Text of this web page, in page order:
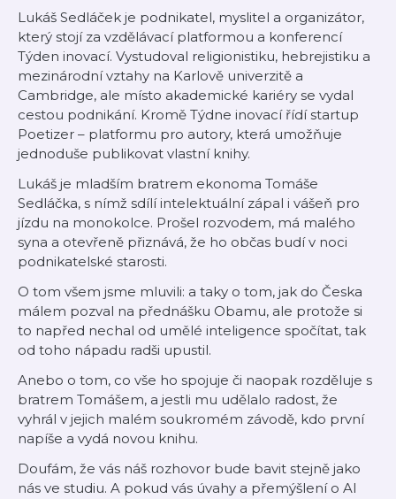
Lukáš Sedláček je podnikatel, myslitel a organizátor,
který stojí za vzdělávací platformou a konferencí
Týden inovací. Vystudoval religionistiku, hebrejistiku a
mezinárodní vztahy na Karlově univerzitě a
Cambridge, ale místo akademické kariéry se vydal
cestou podnikání. Kromě Týdne inovací řídí startup
Poetizer – platformu pro autory, která umožňuje
jednoduše publikovat vlastní knihy.
Lukáš je mladším bratrem ekonoma Tomáše
Sedláčka, s nímž sdílí intelektuální zápal i vášeň pro
jízdu na monokolce. Prošel rozvodem, má malého
syna a otevřeně přiznává, že ho občas budí v noci
podnikatelské starosti.
O tom všem jsme mluvili: a taky o tom, jak do Česka
málem pozval na přednášku Obamu, ale protože si
to napřed nechal od umělé inteligence spočítat, tak
od toho nápadu radši upustil.
Anebo o tom, co vše ho spojuje či naopak rozděluje s
bratrem Tomášem, a jestli mu udělalo radost, že
vyhrál v jejich malém soukromém závodě, kdo první
napíše a vydá novou knihu.
Doufám, že vás náš rozhovor bude bavit stejně jako
nás ve studiu. A pokud vás úvahy a přemýšlení o AI